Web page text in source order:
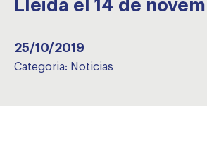
Lleida el 14 de
25/10/2019
Categoria: Noticias